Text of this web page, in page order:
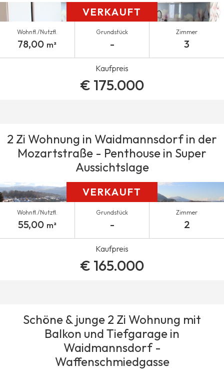
VERKAUFT
Wohnfl./Nutzfl.
78,00 m²
Grundstück
-
Zimmer
3
Kaufpreis
€ 175.000
2 Zi Wohnung in Waidmannsdorf in der
Mozartstraße - Penthouse in Super
Aussichtslage
VERKAUFT
Wohnfl./Nutzfl.
55,00 m²
Grundstück
-
Zimmer
2
Kaufpreis
€ 165.000
Schöne & junge 2 Zi Wohnung mit
Balkon und Tiefgarage in
Waidmannsdorf -
Waffenschmiedgasse